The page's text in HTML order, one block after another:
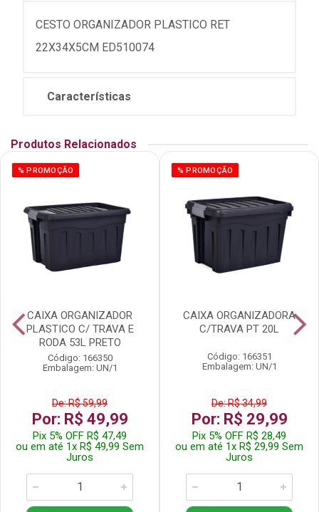
CESTO ORGANIZADOR PLASTICO RET
22X34X5CM ED510074
Características
Produtos Relacionados
% PROMOÇÃO
CAIXA ORGANIZADOR
PLASTICO C/ TRAVA E
RODA 53L PRETO
Código: 166350
Embalagem: UN/1
De: R$ 59,99
Por: R$ 49,99
Pix 5% OFF R$ 47,49
ou em até 1x R$ 49,99 Sem
Juros
% PROMOÇÃO
CAIXA ORGANIZADORA
C/TRAVA PT 20L
Código: 166351
Embalagem: UN/1
De: R$ 34,99
Por: R$ 29,99
Pix 5% OFF R$ 28,49
ou em até 1x R$ 29,99 Sem
Juros